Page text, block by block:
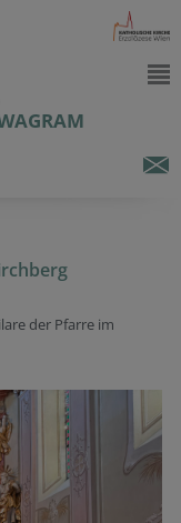
der Pfarre im